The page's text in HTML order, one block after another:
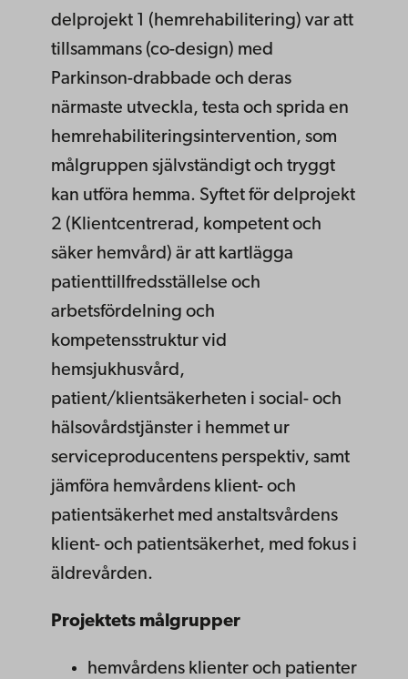
delprojekt 1 (hemrehabilitering) var att
tillsammans (co-design) med
Parkinson-drabbade och deras
närmaste utveckla, testa och sprida en
hemrehabiliteringsintervention, som
målgruppen självständigt och tryggt
kan utföra hemma. Syftet för delprojekt
2 (Klientcentrerad, kompetent och
säker hemvård) är att kartlägga
patienttillfredsställelse och
arbetsfördelning och
kompetensstruktur vid
hemsjukhusvård,
patient/klientsäkerheten i social- och
hälsovårdstjänster i hemmet ur
serviceproducentens perspektiv, samt
jämföra hemvårdens klient- och
patientsäkerhet med anstaltsvårdens
klient- och patientsäkerhet, med fokus i
äldrevården.
Projektets målgrupper
hemvårdens klienter och patienter